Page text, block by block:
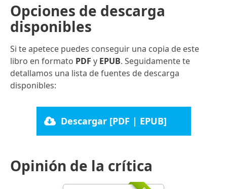
Opciones de descarga
disponibles
Si te apetece puedes conseguir una copia de este
libro en formato PDF y EPUB. Seguidamente te
detallamos una lista de fuentes de descarga
disponibles:
Descargar [PDF | EPUB]
Opinión de la crítica